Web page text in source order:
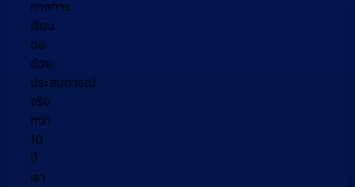
ทางการ
เรียน
ต่อ
ด้วย
ประสบการณ์
จริง
กว่า
10
ปี
เรา